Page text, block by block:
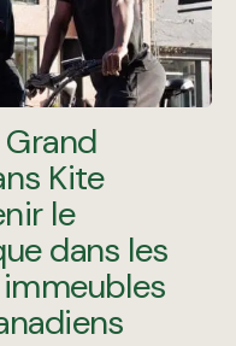
Kite
le
dans les